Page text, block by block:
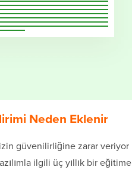
Neden Eklenir
güvenilirliğine zarar veriyor
ilgili üç yıllık bir eğitime